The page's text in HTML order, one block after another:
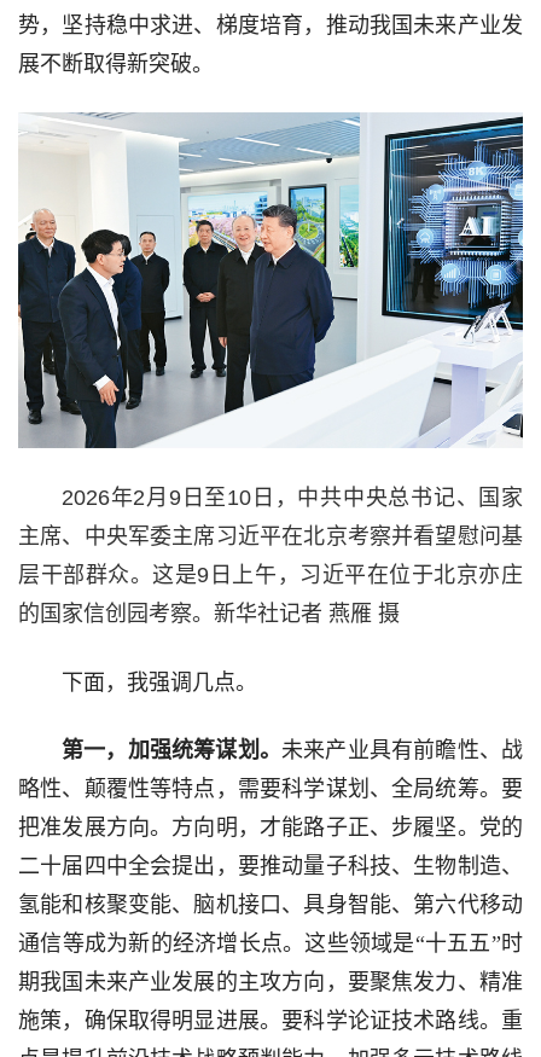
势，坚持稳中求进、梯度培育，推动我国未来产业发
展不断取得新突破。
2026年2月9日至10日，中共中央总书记、国家
主席、中央军委主席习近平在北京考察并看望慰问基
层干部群众。这是9日上午，习近平在位于北京亦庄
的国家信创园考察。新华社记者 燕雁 摄
下面，我强调几点。
第一，加强统筹谋划。 未来产业具有前瞻性、战
略性、颠覆性等特点，需要科学谋划、全局统筹。要
把准发展方向。方向明，才能路子正、步履坚。党的
二十届四中全会提出，要推动量子科技、生物制造、
氢能和核聚变能、脑机接口、具身智能、第六代移动
通信等成为新的经济增长点。这些领域是“十五五”时
期我国未来产业发展的主攻方向，要聚焦发力、精准
施策，确保取得明显进展。要科学论证技术路线。重